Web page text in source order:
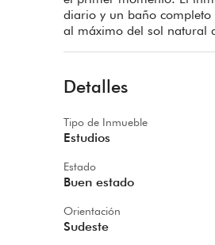
diario y un baño
al máximo del sol natural
Detalles
Tipo de Inmueble
Estudios
Estado
Buen estado
Orientación
Sudeste